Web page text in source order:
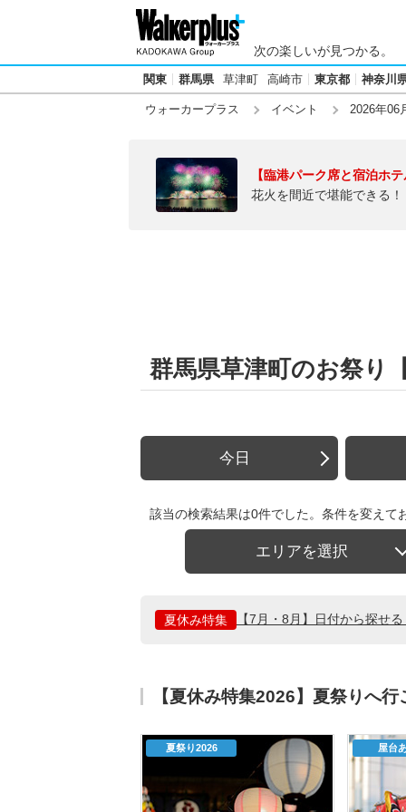
次の楽しいが見つかる。
関東 群馬県 草津町 高崎市 東京都 神奈川
ウォーカープラス イベント 2026年06
【臨港パーク席と宿泊ホ
花火を間近で堪能できる
群馬県草津町のお祭り
今日
該当の検索結果は0件でした。条件を変えて
エリアを選択
夏休み特集 【7月・8月】日付から探せ
【夏休み特集2026】夏祭りへ
夏祭り2026 屋台